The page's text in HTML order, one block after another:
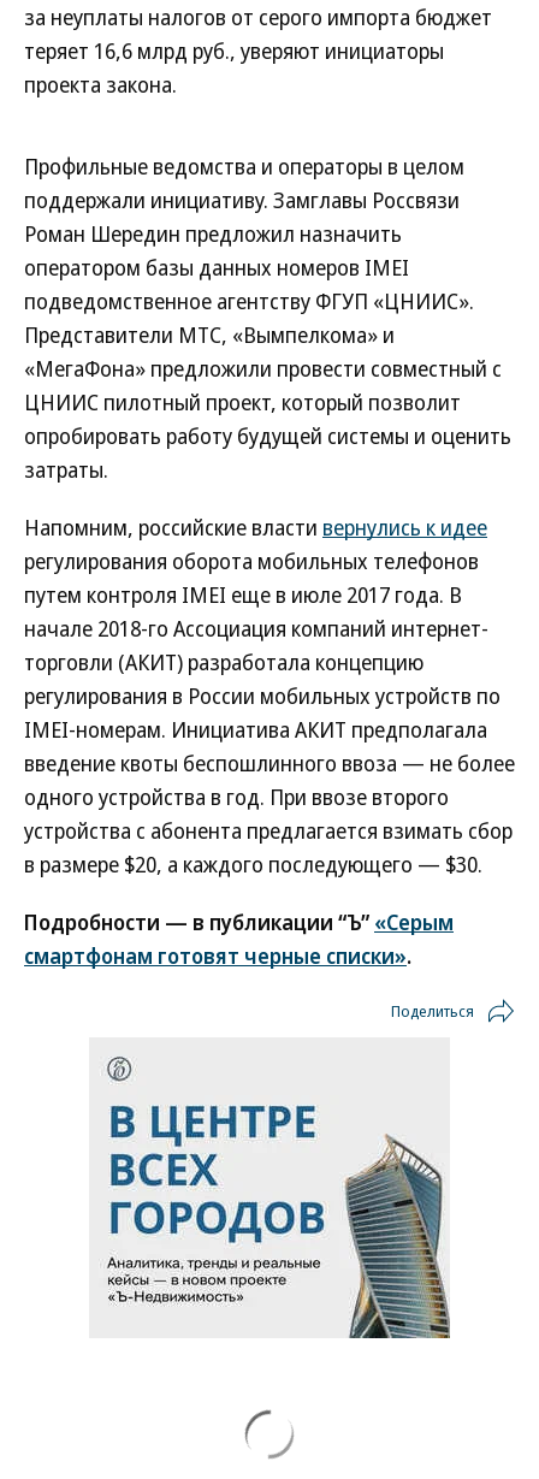
за неуплаты налогов от серого импорта бюджет
теряет 16,6 млрд руб., уверяют инициаторы
проекта закона.
Профильные ведомства и операторы в целом
поддержали инициативу. Замглавы Россвязи
Роман Шередин предложил назначить
оператором базы данных номеров IMEI
подведомственное агентству ФГУП «ЦНИИС».
Представители МТС, «Вымпелкома» и
«МегаФона» предложили провести совместный с
ЦНИИС пилотный проект, который позволит
опробировать работу будущей системы и оценить
затраты.
Напомним, российские власти вернулись к идее
регулирования оборота мобильных телефонов
путем контроля IMEI еще в июле 2017 года. В
начале 2018-го Ассоциация компаний интернет-
торговли (АКИТ) разработала концепцию
регулирования в России мобильных устройств по
IMEI-номерам. Инициатива АКИТ предполагала
введение квоты беспошлинного ввоза — не более
одного устройства в год. При ввозе второго
устройства с абонента предлагается взимать сбор
в размере $20, а каждого последующего — $30.
Подробности — в публикации “Ъ” «Серым
смартфонам готовят черные списки».
Поделиться